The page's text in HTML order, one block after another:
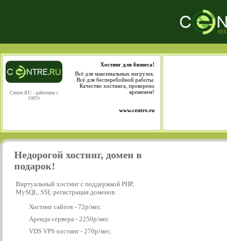
Centre.RU - работаем с
1997г
Хостинг для бизнеса!
Всё для максимальных нагрузок.
Всё для бесперебойной работы.
Качество хостинга, проверено
временем!
www.centre.ru
Недорогой хостинг, домен в
подарок!
Виртуальный хостинг с поддержкой PHP,
MySQL, SSI; регистрация доменов.
Хостинг сайтов - 72р/мес
Аренда сервера - 2250р/мес
VDS VPS хостинг - 270р/мес.